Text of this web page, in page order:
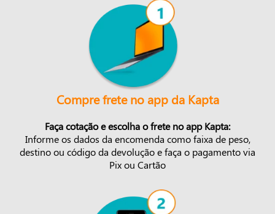
Compre frete no app da Kapta
Faça cotação e escolha o frete no app Kapta:
Informe os dados da encomenda como faixa de peso,
destino ou código da devolução e faça o pagamento via
Pix ou Cartão